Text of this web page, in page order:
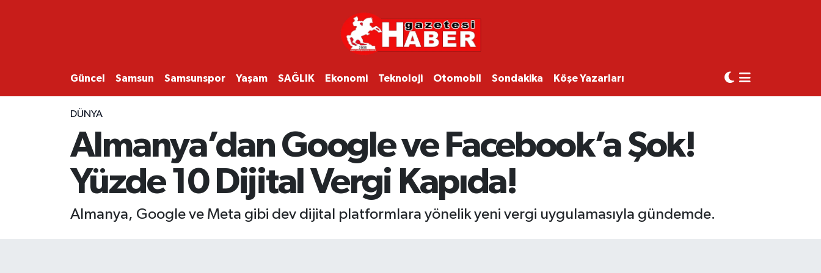
Güncel Samsun Samsunspor Yaşam SAĞLIK Ekonomi Teknoloji Otomobil Sondakika Köşe Yazarları
DÜNYA
Almanya’dan Google ve Facebook’a Şok!
Yüzde 10 Dijital Vergi Kapıda!
Almanya, Google ve Meta gibi dev dijital platformlara yönelik yeni vergi uygulamasıyla gündemde.
SAMSUN
SAMSUNSPOR
EKONOMİ
YAŞAM